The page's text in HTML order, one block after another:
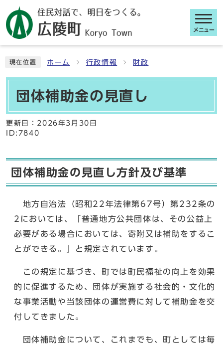
メニュー
現在位置 ホーム 行政情報 財政
団体補助金の見直し
更新日： 2026年3月30日
ID:7840
団体補助金の見直し方針及び基準
地方自治法（昭和22年法律第67号）第232条の
2においては、「普通地方公共団体は、その公益上
必要がある場合においては、寄附又は補助をするこ
とができる。」と規定されています。
この規定に基づき、町では町民福祉の向上を効果
的に促進するため、団体が実施する社会的・文化的
な事業活動や当該団体の運営費に対して補助金を交
付してきました。
団体補助金について、これまでも、町としては毎